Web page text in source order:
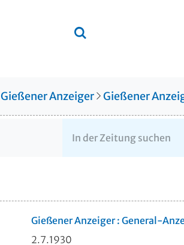
Gießener Anzeiger Gießener
Gießener Anzeiger : General-
2.7.1930